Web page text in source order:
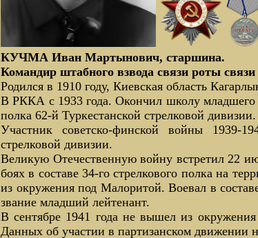
КУЧМА Иван Мартынович, старшина.
Командир штабного взвода связи роты связи
Родился в 1910 году, Киевская область
В РККА с 1933 года. Окончил школу младшего
полка 62-й Туркестанской стрелковой дивизии.
Участник советско-финской войны 1939-
стрелковой дивизии.
Великую Отечественную войну встретил 22
боях в составе 34-го стрелкового полка на
из окружения под Малоритой. Воевал в
звание младший лейтенант.
В сентябре 1941 года не вышел из
Данных об участии в партизанском движении